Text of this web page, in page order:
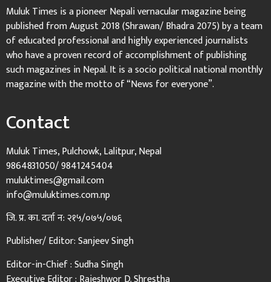
Muluk Times is a pioneer Nepali vernacular magazine being
published from August 2018 (Shrawan/ Bhadra 2075) by a team
of educated professional and highly experienced journalists
who have a proven record of accomplishment of publishing
such magazines in Nepal. It is a socio political national monthly
magazine with the motto of “News for everyone”.
Contact
Muluk Times, Pulchowk, Lalitpur, Nepal
9864831050/ 9841245404
muluktimes@gmail.com
info@muluktimes.com.np
जि. प्र. का. दर्ता न: २१५/०७५/०७६
Publisher/ Editor: Sanjeev Singh
Editor-in-Chief : Sudha Singh